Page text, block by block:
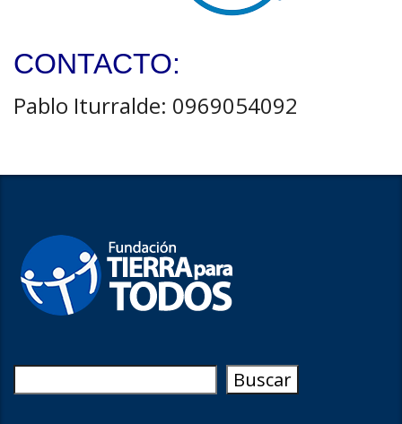
CONTACTO:
Pablo Iturralde: 0969054092
Buscar